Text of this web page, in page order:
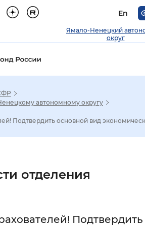
En
Ямало-Ненецкий
округ
отображения
Увеличенный
засечек С засечками
автономному округу
Подтвердить основной вид
отделения
Подтвердить